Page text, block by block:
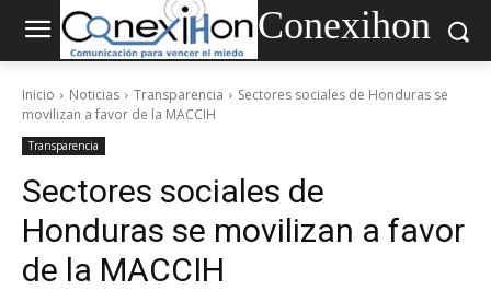
Conexihon
Inicio Noticias Transparencia
Sectores sociales de Honduras se
movilizan a favor de la MACCIH
Transparencia
Sectores sociales de
Honduras se movilizan a favor
de la MACCIH